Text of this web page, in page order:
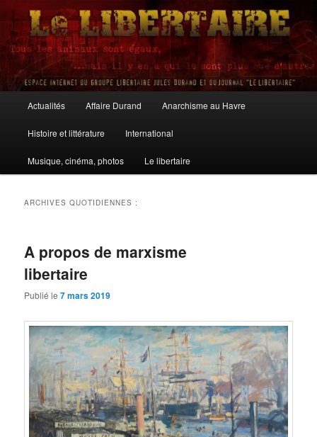
Aller
contenu
principal
Aller
contenu
secondaire
Le Libertaire
principal
Actualités Affaire Durand Anarchisme au Havre
Histoire et littérature International
Musique, cinéma, photos Le libertaire
ARCHIVES QUOTIDIENNES :
A propos de marxisme
libertaire
Publié le7 mars 2019